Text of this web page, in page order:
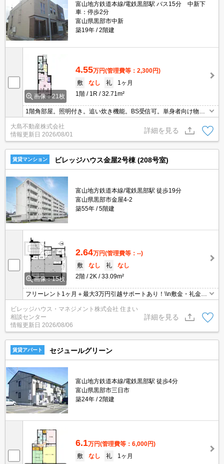
富山地方鉄道本線/電鉄黒部駅 バス15分 中新下
車：停歩2分
富山県黒部市中新
築19年
2階建
画像：21枚
4.55万円(管理費等：2,300円)
敷
なし 礼
1ヶ月
1階
1R 32.71m²
1階角部屋。照明付き。追い炊き機能。BS受信可。単身者向け物件
大島不動産株式会社
情報更新日 2026/08/01
詳細を見る
賃貸マンション ビレッジハウス金屋2号棟 (208号室)
富山地方鉄道本線/電鉄黒部駅 徒歩19分
富山県黒部市金屋4-2
築55年
5階建
画像：15枚
2.64万円(管理費等：--)
敷
なし 礼
なし
2階
2K 33.09m²
フリーレント1ヶ月＋最大3万円引越サポートあり！\\n敷金・礼金・
かりする場合がございます。
ビレッジハウス・マネジメント株式会社 住まい
相談センター
情報更新日 2026/08/06
詳細を見る
賃貸アパート セジュールグリーン
富山地方鉄道本線/電鉄黒部駅 徒歩4分
富山県黒部市三日市
築24年
2階建
6.1万円(管理費等：6,000円)
敷
なし 礼
1ヶ月